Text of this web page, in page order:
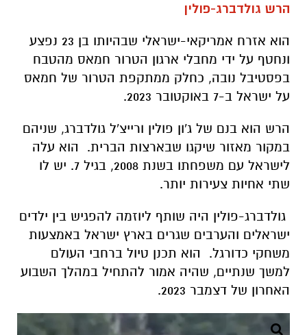
הרש גולדברג-פולין
הוא אזרח אמריקאי-ישראלי שבהיותו בן 23 נפצע
ונחטף על ידי מחבלי ארגון הטרור חמאס מהטבח
בפסטיבל נובה, כחלק ממתקפת הטרור של חמאס
על ישראל ב-7 באוקטובר 2023.
הרש הוא בנם של ג'ון פולין ורייצ'ל גולדברג, שניהם
במקור מאזור שיקגו שבארצות הברית. הוא עלה
לישראל עם משפחתו בשנת 2008, בגיל 7. יש לו
שתי אחיות צעירות יותר.
גולדברג-פולין היה שותף ליוזמה להפגיש בין ילדים
ישראלים והערבים שגרים בארץ ישראל באמצעות
משחקי כדורגל. הוא תכנן טיול ברחבי העולם
למשך שנתיים, שהיה אמור להתחיל במהלך השבוע
האחרון של דצמבר 2023.